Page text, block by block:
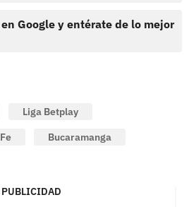
Google y entérate de lo mejor
Liga Betplay
Bucaramanga
PUBLICIDAD